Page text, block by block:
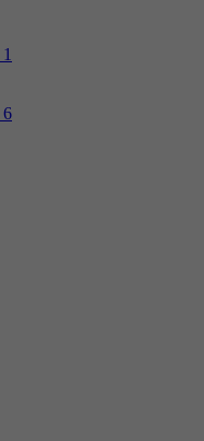
1
6